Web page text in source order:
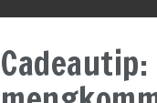
Cadeautip: